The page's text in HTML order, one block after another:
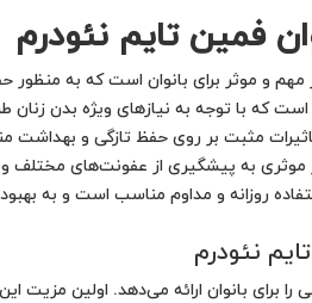
فمین تایم نئودرم
مهم و موثر برای بانوان است که به
مثبت بر روی حفظ تازگی و بهداشت
موثری به پیشگیری از عفونت‌های
روزانه و مداوم مناسب است و به
نئودرم